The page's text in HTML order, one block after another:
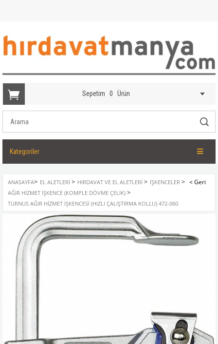
Sepetim 0 Ürün
Kategoriler
ANASAYFA> EL ALETLERI > HIRDAVAT VE EL ALETLERI > İŞKENCELER >
AĞIR HIZMET İŞKENCE (KOMPLE DÖVME ÇELIK) >
TURNUS AĞIR HIZMET İŞKENCESI (HIZLI ÇALIŞTIRMA KOLLU) 472-060